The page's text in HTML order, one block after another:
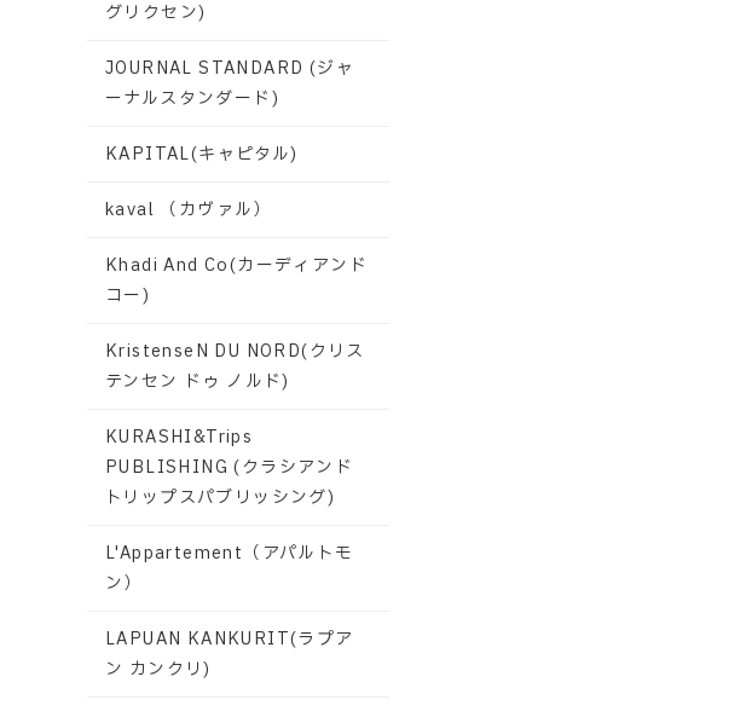
グリクセン)
JOURNAL STANDARD (ジャ
ーナルスタンダード)
KAPITAL(キャピタル)
kaval （カヴァル）
Khadi And Co(カーディアンド
コー)
KristenseN DU NORD(クリス
テンセン ドゥ ノルド)
KURASHI&Trips
PUBLISHING (クラシアンド
トリップスパブリッシング)
L'Appartement（アパルトモ
ン）
LAPUAN KANKURIT(ラプア
ン カンクリ)